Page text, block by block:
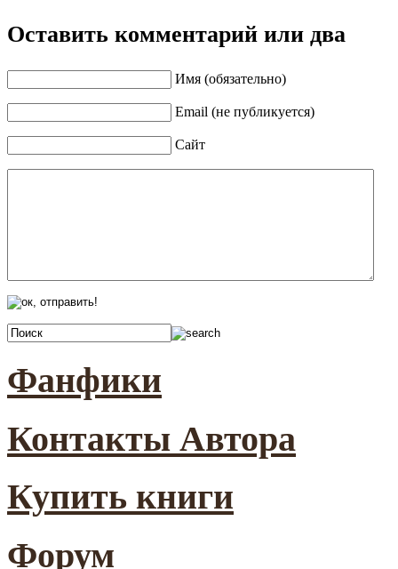
Оставить комментарий или два
Имя (обязательно)
Email (не публикуется)
Сайт
Фанфики
Контакты Автора
Купить книги
Форум